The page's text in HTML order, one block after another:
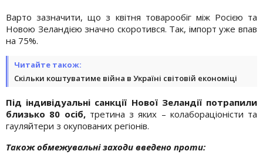
Варто зазначити, що з квітня товарообіг між Росією та
Новою Зеландією значно скоротився. Так, імпорт уже впав
на 75%.
Читайте також:
Скільки коштуватиме війна в Україні світовій економіці
Під індивідуальні санкції Нової Зеландії потрапили
близько 80 осіб,третина з яких – колабораціоністи та
гауляйтери з окупованих регіонів.
Також обмежувальні заходи введено проти: